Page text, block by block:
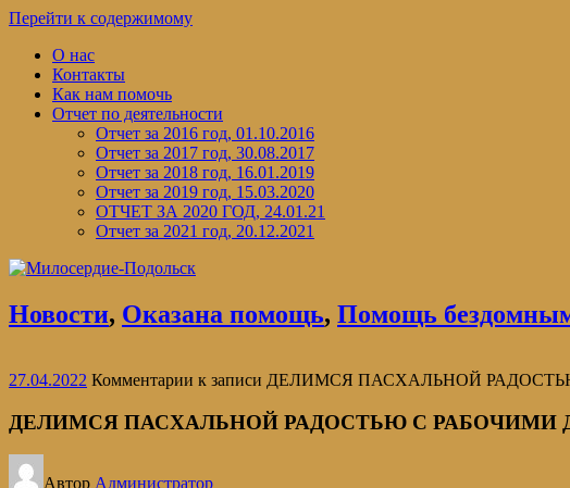
Перейти к содержимому
О нас
Контакты
Как нам помочь
Отчет по деятельности
Отчет за 2016 год, 01.10.2016
Отчет за 2017 год, 30.08.2017
Отчет за 2018 год, 16.01.2019
Отчет за 2019 год, 15.03.2020
ОТЧЕТ ЗА 2020 ГОД, 24.01.21
Отчет за 2021 год, 20.12.2021
Новости, Оказана помощь, Помощь
27.04.2022 Комментарии к записи ДЕЛИМСЯ ПАСХАЛЬНОЙ
ДЕЛИМСЯ ПАСХАЛЬНОЙ РАДОСТЬЮ С РАБОЧИМИ
Автор Администратор